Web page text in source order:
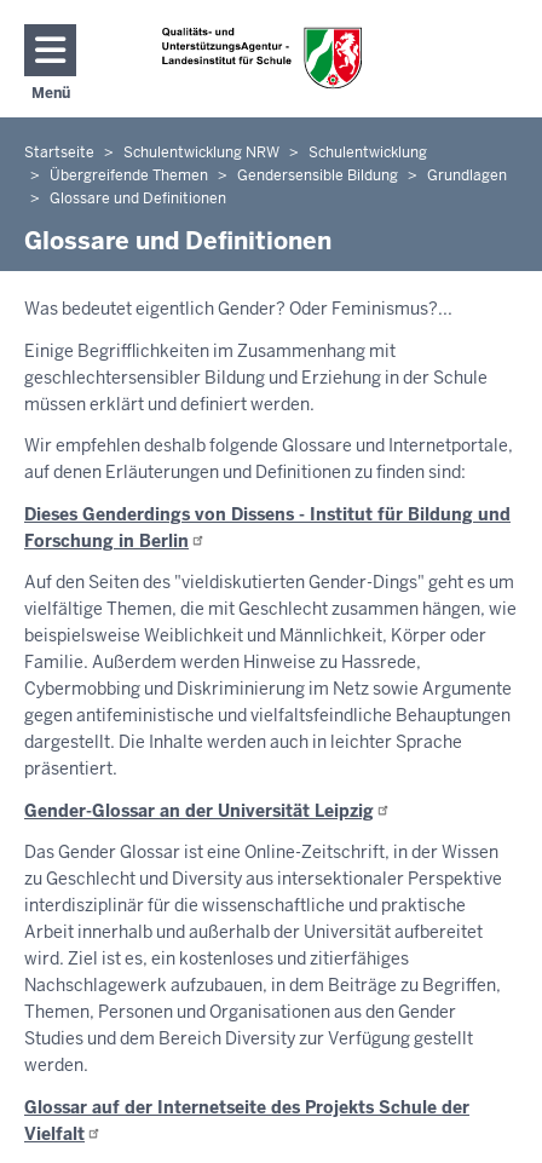
Direkt zum Inhalt
Menü
Navigation aktivieren/deaktivieren: Hauptmenü
Sie
befinden
hier
Startseite Schulentwicklung NRW
Schulentwicklung
Übergreifende Themen
Gendersensible Bildung
Grundlagen
Glossare und Definitionen
Glossare und Definitionen
Was bedeutet eigentlich Gender? Oder Feminismus?...
Einige Begrifflichkeiten im Zusammenhang mit
geschlechtersensibler Bildung und Erziehung in der Schule
müssen erklärt und definiert werden.
Wir empfehlen deshalb folgende Glossare und Internetportale,
auf denen Erläuterungen und Definitionen zu finden sind:
Dieses Genderdings von Dissens - Institut für Bildung und
Forschung in Berlin
Auf den Seiten des "vieldiskutierten Gender-Dings" geht es um
vielfältige Themen, die mit Geschlecht zusammen hängen, wie
beispielsweise Weiblichkeit und Männlichkeit, Körper oder
Familie. Außerdem werden Hinweise zu Hassrede,
Cybermobbing und Diskriminierung im Netz sowie Argumente
gegen antifeministische und vielfaltsfeindliche Behauptungen
dargestellt. Die Inhalte werden auch in leichter Sprache
präsentiert.
Gender-Glossar an der Universität Leipzig
Das Gender Glossar ist eine Online-Zeitschrift, in der Wissen
zu Geschlecht und Diversity aus intersektionaler Perspektive
interdisziplinär für die wissenschaftliche und praktische
Arbeit innerhalb und außerhalb der Universität aufbereitet
wird. Ziel ist es, ein kostenloses und zitierfähiges
Nachschlagewerk aufzubauen, in dem Beiträge zu Begriffen,
Themen, Personen und Organisationen aus den Gender
Studies und dem Bereich Diversity zur Verfügung gestellt
werden.
Glossar auf der Internetseite des Projekts Schule der
Vielfalt